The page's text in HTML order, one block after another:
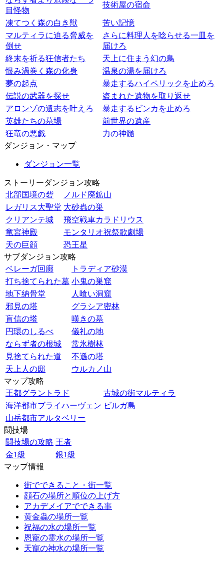
目怪物
技術屋の宿命
凍てつく森の白き獣
苦い記憶
マルティラに迫る脅威を
倒せ
さらに料理人を唸らせる一皿を
届けろ
終末を祈る狂信者たち
天上に住まう幻の鳥
恨み渦巻く森の化身
温泉の湯を届けろ
夢の起点
暴走するハイペリックを止めろ
伝説の武器を探せ
盗まれた遺物を取り返せ
アロンゾの遺志を叶えろ
暴走するビンカを止めろ
英雄たちの墓場
前世界の遺産
狂竜の悪戯
力の神髄
ダンジョン・マップ
ダンジョン一覧
ストーリーダンジョン攻略
北部国境の砦
ノルド廃鉱山
レガリス大聖堂 大砂蟲の巣
クリアンテ城
飛空戦車カラドリウス
竜宮神殿
モンタリオ祝祭歌劇場
天の巨顔
恐王星
サブダンジョン攻略
ベレーガ回廊
トラディア砂漠
打ち捨てられた墓 小鬼の巣窟
地下納骨堂
人喰い洞窟
邪見の塔
グラシア密林
盲信の塔
嘆きの墓
円環のしるべ
儀礼の地
ならず者の根城
常氷樹林
見捨てられた道
不遜の塔
天上人の邸
ウルカノ山
マップ攻略
王都グラントラド
古城の街マルティラ
海洋都市ブライハーヴェン ビルガ島
山岳都市アルタベリー
闘技場
闘技場の攻略 王者
金1級
銀1級
マップ情報
街でできること・街一覧
顔石の場所と順位の上げ方
アカデメイアでできる事
黄金蟲の場所一覧
祝福の水の場所一覧
恩寵の霊水の場所一覧
天寵の神水の場所一覧